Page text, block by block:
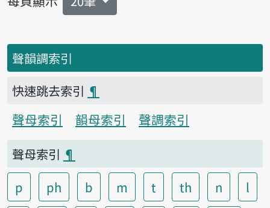
聲韻調索引
快速跳去索引 ¶
聲母索引
韻母索引
聲調索引
聲母索引 ¶
p
ph b m t th n
l